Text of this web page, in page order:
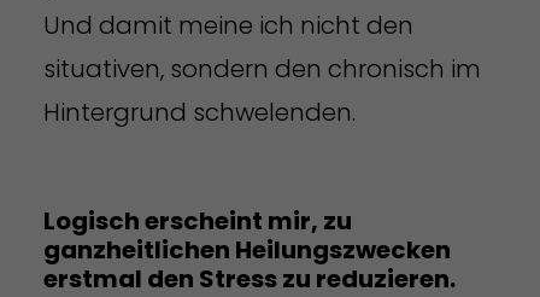
Und damit meine ich nicht den
situativen, sondern den chronisch im
Hintergrund schwelenden.
Logisch erscheint mir, zu
ganzheitlichen Heilungszwecken
erstmal den Stress zu reduzieren.